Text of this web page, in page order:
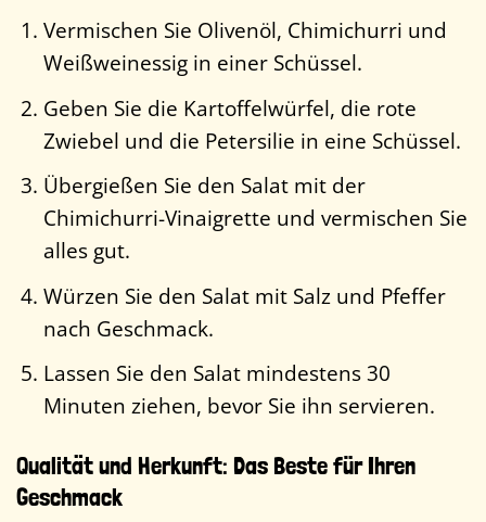
Vermischen Sie Olivenöl, Chimichurri und
Weißweinessig in einer Schüssel.
Geben Sie die Kartoffelwürfel, die rote
Zwiebel und die Petersilie in eine Schüssel.
Übergießen Sie den Salat mit der
Chimichurri-Vinaigrette und vermischen Sie
alles gut.
Würzen Sie den Salat mit Salz und Pfeffer
nach Geschmack.
Lassen Sie den Salat mindestens 30
Minuten ziehen, bevor Sie ihn servieren.
Qualität und Herkunft: Das Beste für Ihren
Geschmack